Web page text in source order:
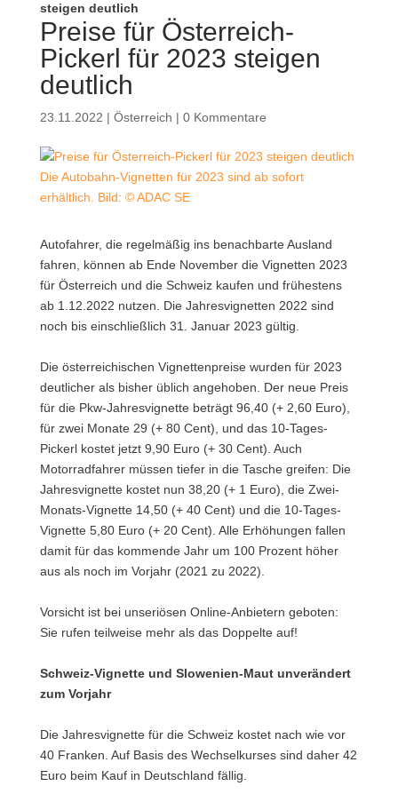
steigen deutlich
Preise für Österreich-
Pickerl für 2023 steigen
deutlich
23.11.2022 | Österreich | 0 Kommentare
Die Autobahn-Vignetten für 2023 sind ab sofort
erhältlich. Bild: © ADAC SE
Autofahrer, die regelmäßig ins benachbarte Ausland
fahren, können ab Ende November die Vignetten 2023
für Österreich und die Schweiz kaufen und frühestens
ab 1.12.2022 nutzen. Die Jahresvignetten 2022 sind
noch bis einschließlich 31. Januar 2023 gültig.
Die österreichischen Vignettenpreise wurden für 2023
deutlicher als bisher üblich angehoben. Der neue Preis
für die Pkw-Jahresvignette beträgt 96,40 (+ 2,60 Euro),
für zwei Monate 29 (+ 80 Cent), und das 10-Tages-
Pickerl kostet jetzt 9,90 Euro (+ 30 Cent). Auch
Motorradfahrer müssen tiefer in die Tasche greifen: Die
Jahresvignette kostet nun 38,20 (+ 1 Euro), die Zwei-
Monats-Vignette 14,50 (+ 40 Cent) und die 10-Tages-
Vignette 5,80 Euro (+ 20 Cent). Alle Erhöhungen fallen
damit für das kommende Jahr um 100 Prozent höher
aus als noch im Vorjahr (2021 zu 2022).
Vorsicht ist bei unseriösen Online-Anbietern geboten:
Sie rufen teilweise mehr als das Doppelte auf!
Schweiz-Vignette und Slowenien-Maut unverändert
zum Vorjahr
Die Jahresvignette für die Schweiz kostet nach wie vor
40 Franken. Auf Basis des Wechselkurses sind daher 42
Euro beim Kauf in Deutschland fällig.